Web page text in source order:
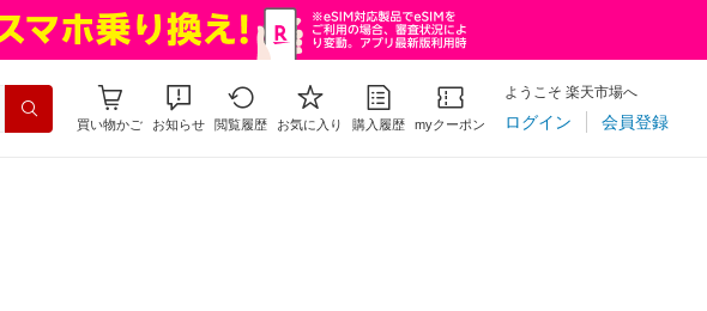
買い物かご お知らせ 閲覧履歴 お気に入り 購入履歴 myクーポン
ようこそ 楽天市場へ
ログイン 会員登録